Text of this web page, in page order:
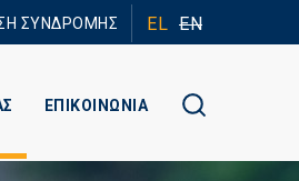
ΣΥΝΔΡΟΜΗΣ EL EN
ΕΠΙΚΟΙΝΩΝΙΑ